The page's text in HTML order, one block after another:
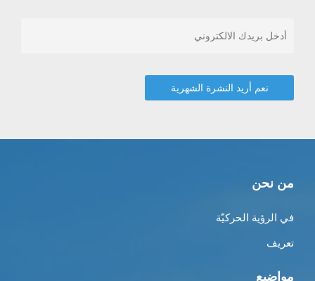
من نحن
في الرؤية الحركيّة
تعريف
مواضيع